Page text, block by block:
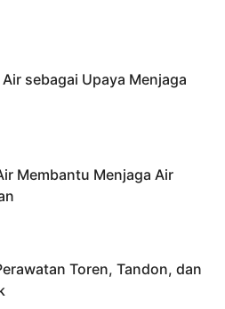
sebagai Upaya Menjaga
Membantu Menjaga Air
Toren, Tandon, dan